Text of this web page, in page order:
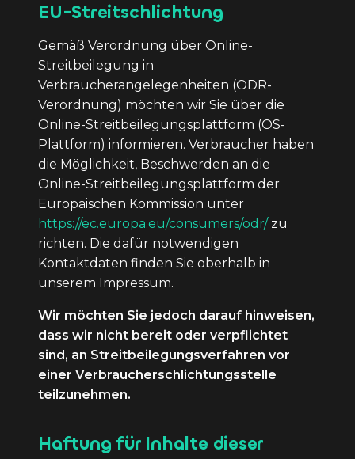
EU-Streitschlichtung
Gemäß Verordnung über Online-
Streitbeilegung in
Verbraucherangelegenheiten (ODR-
Verordnung) möchten wir Sie über die
Online-Streitbeilegungsplattform (OS-
Plattform) informieren. Verbraucher haben
die Möglichkeit, Beschwerden an die
Online-Streitbeilegungsplattform der
Europäischen Kommission unter
https://ec.europa.eu/consumers/odr/zu
richten. Die dafür notwendigen
Kontaktdaten finden Sie oberhalb in
unserem Impressum.
Wir möchten Sie jedoch darauf hinweisen,
dass wir nicht bereit oder verpflichtet
sind, an Streitbeilegungsverfahren vor
einer Verbraucherschlichtungsstelle
teilzunehmen.
Haftung für Inhalte dieser